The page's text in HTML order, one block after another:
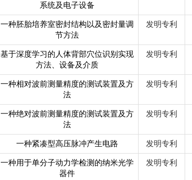
系统及电子设备
一种胚胎培养室密封结构以及密封量调
节方法
发明专利
基于深度学习的人体背部穴位识别实现
方法、设备及介质
发明专利
一种相对波前测量精度的测试装置及方
法
发明专利
一种绝对波前测量精度的测试装置及方
法
发明专利
一种紧凑型高压脉冲产生电路 发明专利
一种用于单分子动力学检测的纳米光学
器件
发明专利